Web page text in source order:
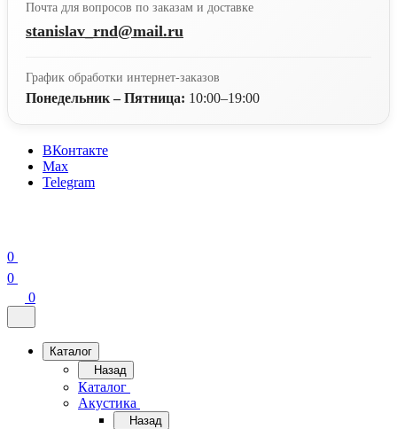
Почта для вопросов по заказам и доставке
stanislav_rnd@mail.ru
График обработки интернет-заказов
Понедельник – Пятница: 10:00–19:00
ВКонтакте
Max
Telegram
0
0
0
Каталог
Назад
Каталог
Акустика
Назад